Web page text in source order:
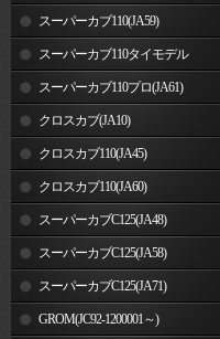
スーパーカブ110(JA59)
スーパーカブ110タイモデル
(MLHJA56)
スーパーカブ110プロ(JA61)
クロスカブ(JA10)
クロスカブ110(JA45)
クロスカブ110(JA60)
スーパーカブC125(JA48)
スーパーカブC125(JA58)
スーパーカブC125(JA71)
GROM(JC92-1200001～)